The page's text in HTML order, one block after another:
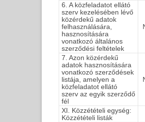
6. A közfeladatot ellátó
szerv kezelésében lévő
közérdekű adatok
felhasználására,
hasznosítására
vonatkozó általános
szerződési feltételek
7. Azon közérdekű
adatok hasznosítására
vonatkozó szerződések
listája, amelyen a
közfeladatot ellátó
szerv az egyik szerződő
fél
XI. Közzétételi egység:
Közzétételi listák